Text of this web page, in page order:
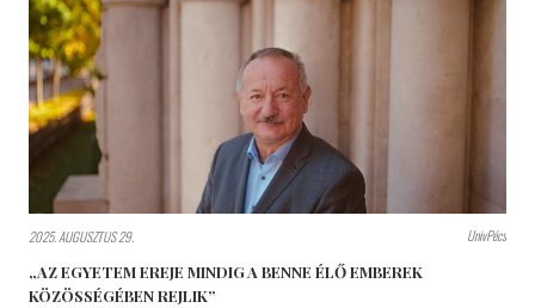
2025. AUGUSZTUS 29. UnivPécs
„AZ EGYETEM EREJE MINDIG A BENNE ÉLŐ EMBEREK
KÖZÖSSÉGÉBEN REJLIK”